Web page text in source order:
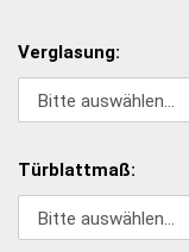
Verglasung:
Türblattmaß: